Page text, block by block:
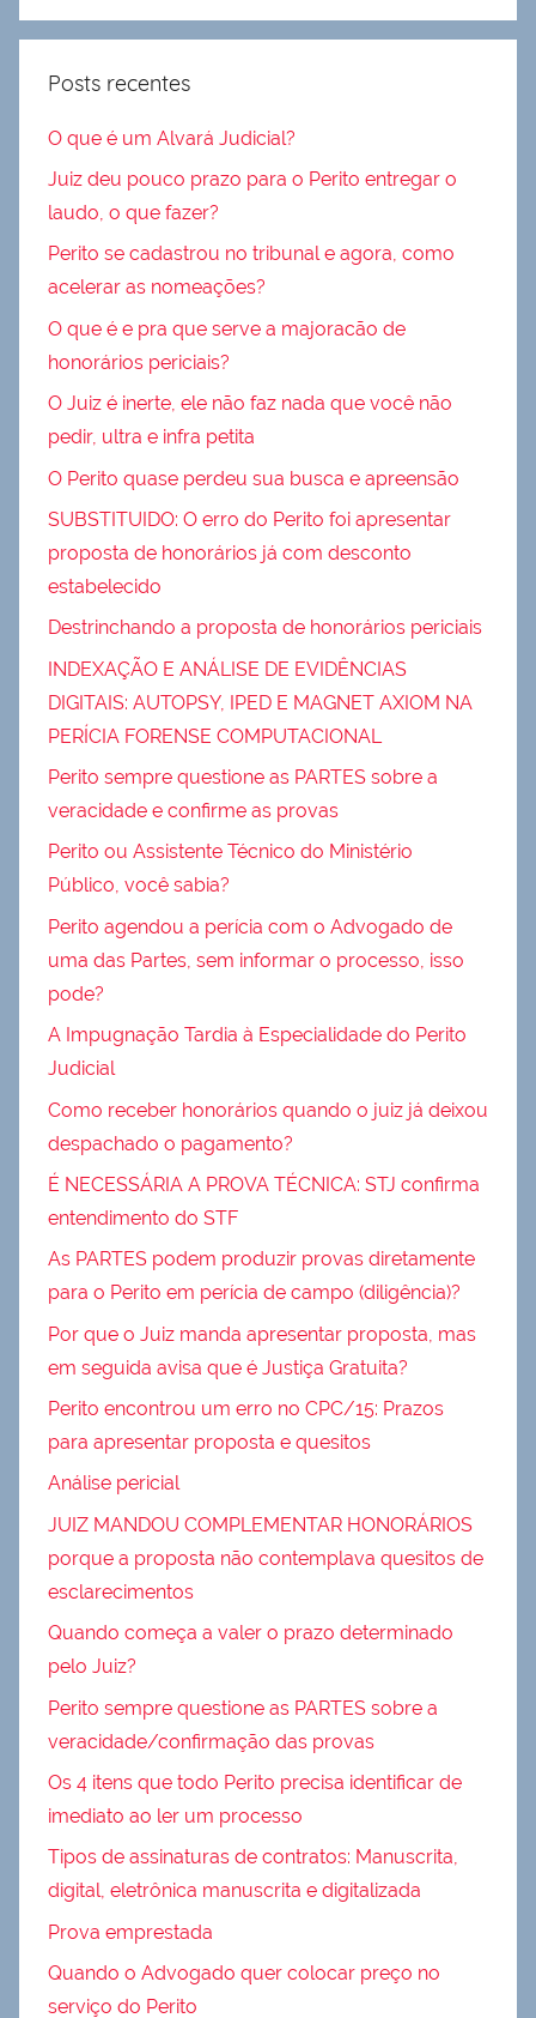
Posts recentes
O que é um Alvará Judicial?
Juiz deu pouco prazo para o Perito entregar o
laudo, o que fazer?
Perito se cadastrou no tribunal e agora, como
acelerar as nomeações?
O que é e pra que serve a majoracão de
honorários periciais?
O Juiz é inerte, ele não faz nada que você não
pedir, ultra e infra petita
O Perito quase perdeu sua busca e apreensão
SUBSTITUIDO: O erro do Perito foi apresentar
proposta de honorários já com desconto
estabelecido
Destrinchando a proposta de honorários periciais
INDEXAÇÃO E ANÁLISE DE EVIDÊNCIAS
DIGITAIS: AUTOPSY, IPED E MAGNET AXIOM NA
PERÍCIA FORENSE COMPUTACIONAL
Perito sempre questione as PARTES sobre a
veracidade e confirme as provas
Perito ou Assistente Técnico do Ministério
Público, você sabia?
Perito agendou a perícia com o Advogado de
uma das Partes, sem informar o processo, isso
pode?
A Impugnação Tardia à Especialidade do Perito
Judicial
Como receber honorários quando o juiz já deixou
despachado o pagamento?
É NECESSÁRIA A PROVA TÉCNICA: STJ confirma
entendimento do STF
As PARTES podem produzir provas diretamente
para o Perito em perícia de campo (diligência)?
Por que o Juiz manda apresentar proposta, mas
em seguida avisa que é Justiça Gratuita?
Perito encontrou um erro no CPC/15: Prazos
para apresentar proposta e quesitos
Análise pericial
JUIZ MANDOU COMPLEMENTAR HONORÁRIOS
porque a proposta não contemplava quesitos de
esclarecimentos
Quando começa a valer o prazo determinado
pelo Juiz?
Perito sempre questione as PARTES sobre a
veracidade/confirmação das provas
Os 4 itens que todo Perito precisa identificar de
imediato ao ler um processo
Tipos de assinaturas de contratos: Manuscrita,
digital, eletrônica manuscrita e digitalizada
Prova emprestada
Quando o Advogado quer colocar preço no
serviço do Perito